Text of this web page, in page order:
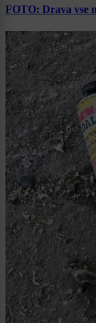
FOTO: Drava vse